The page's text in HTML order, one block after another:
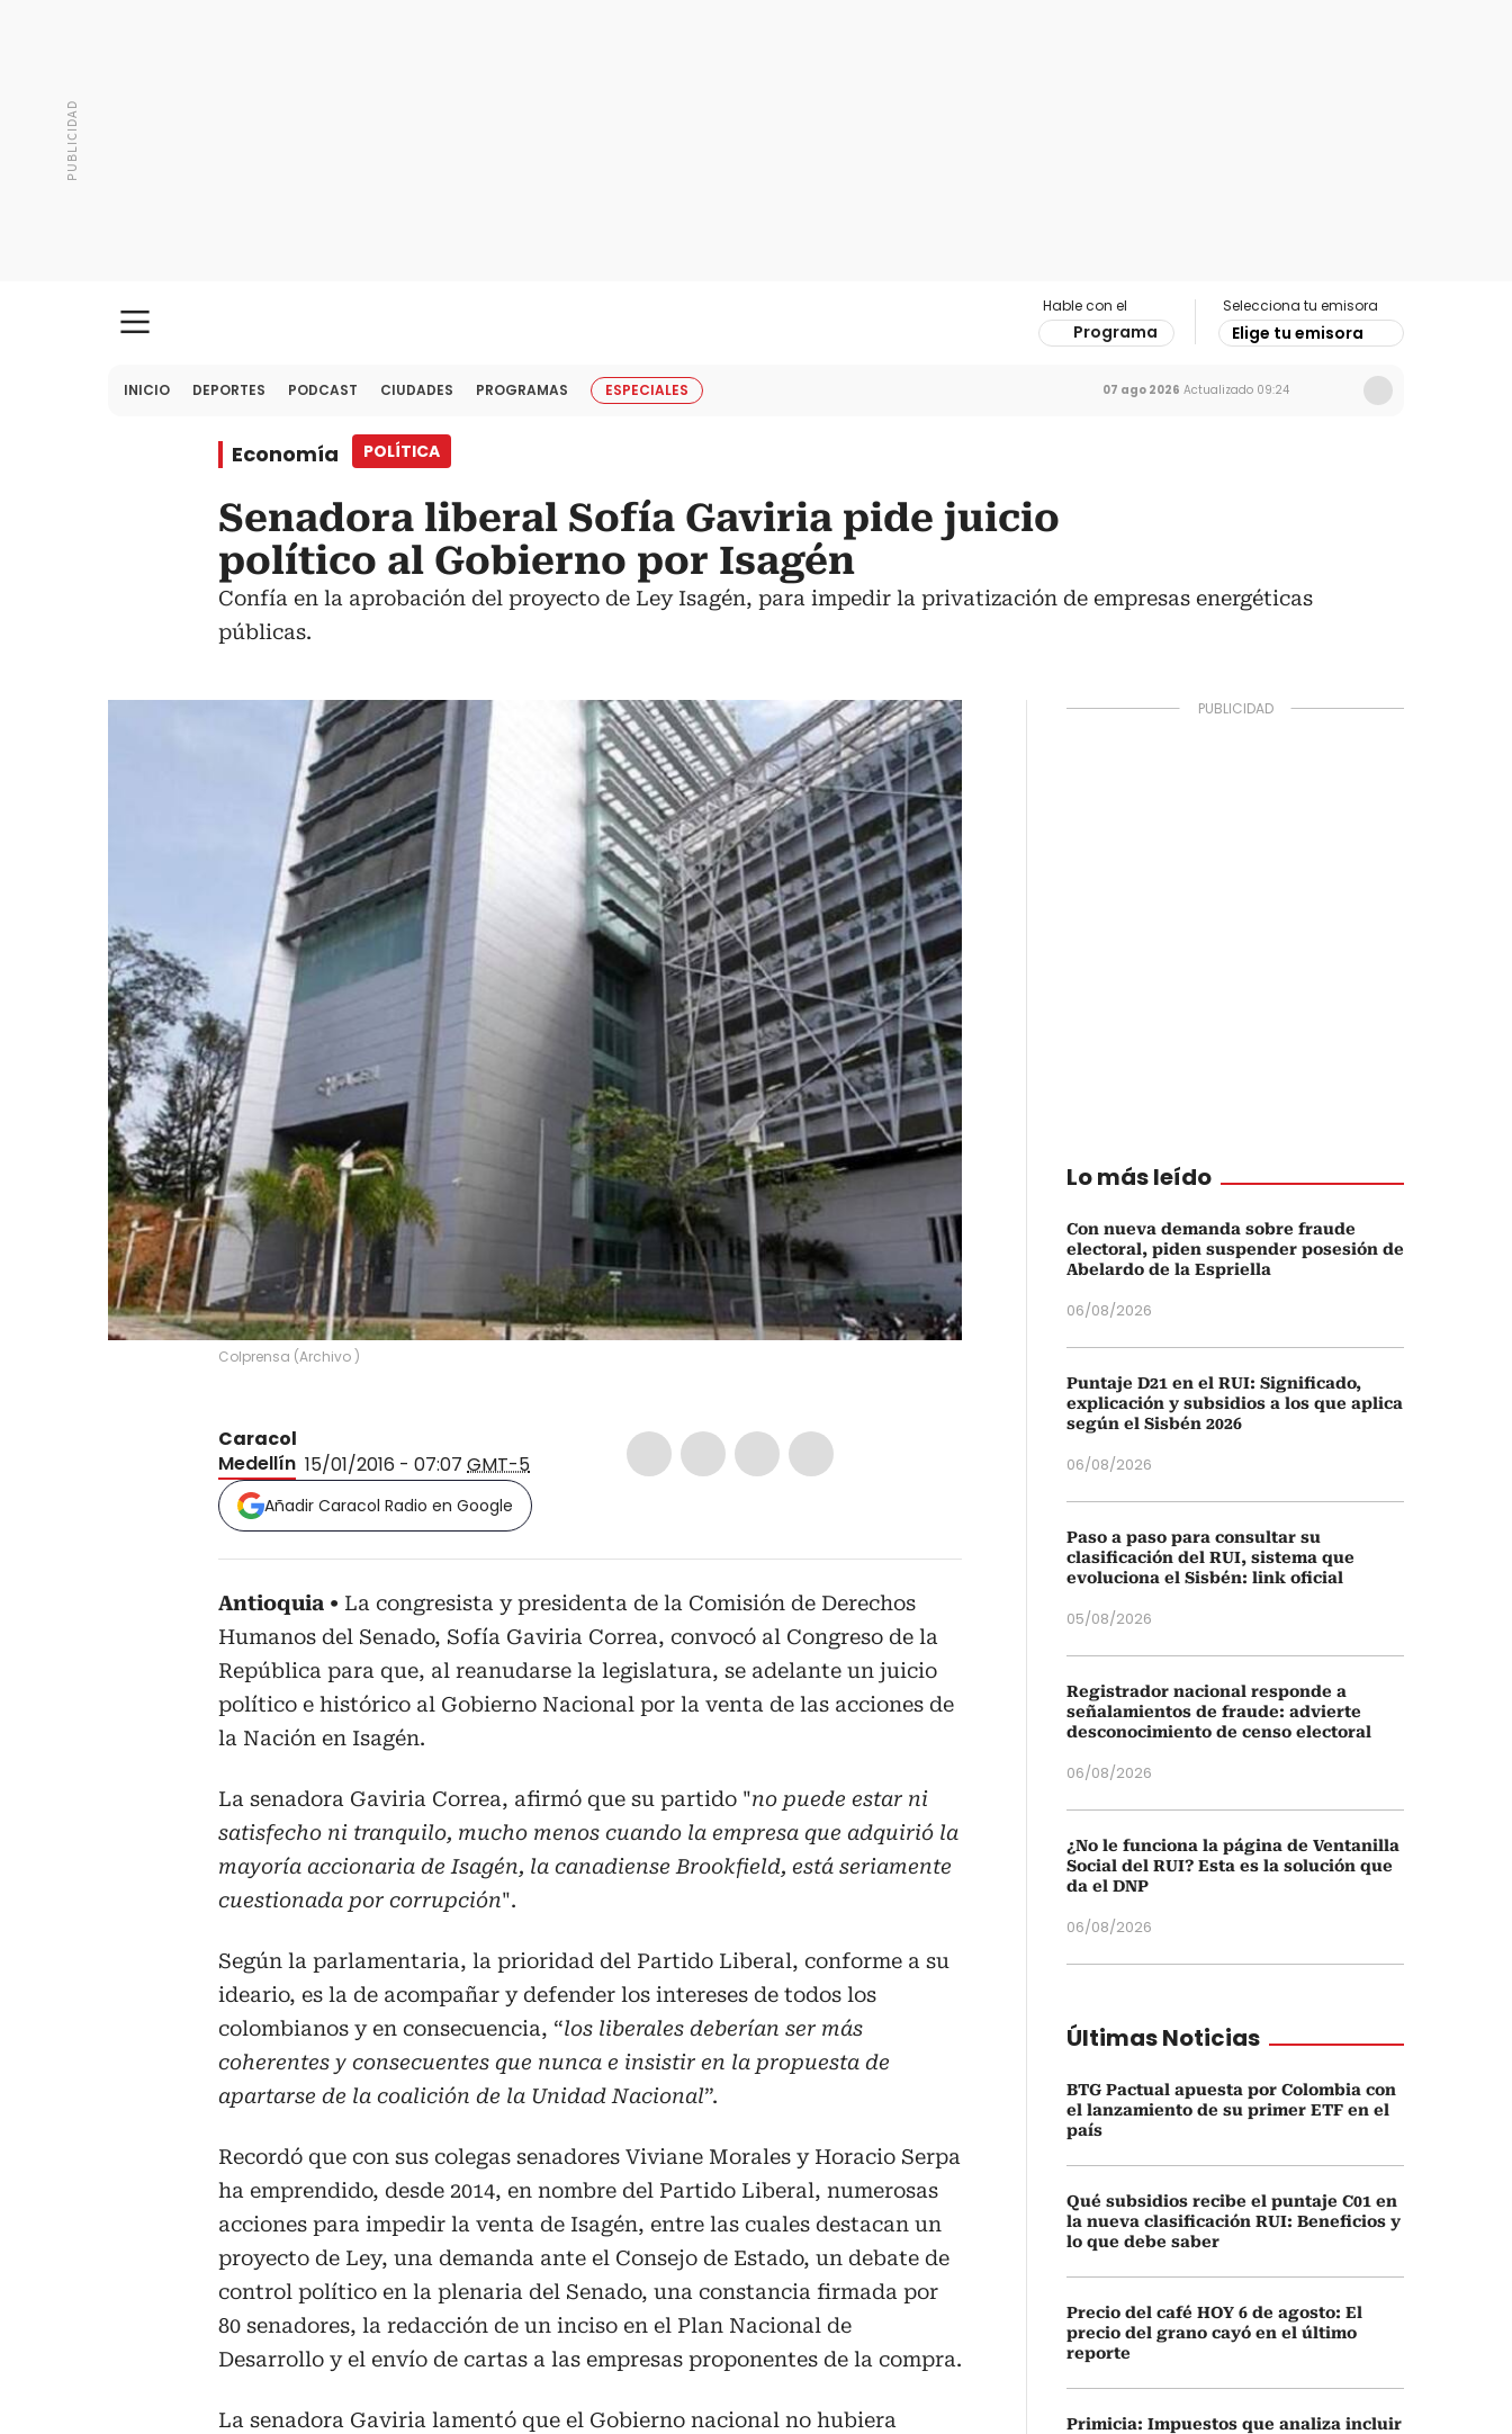
Hable con el
Programa
Selecciona tu emisora
Elige tu emisora
INICIO DEPORTES PODCAST CIUDADES PROGRAMAS ESPECIALES 07 ago 2026 Actualizado 09:24
Economía POLÍTICA
Senadora liberal Sofía Gaviria pide juicio
político al Gobierno por Isagén
Confía en la aprobación del proyecto de Ley Isagén, para impedir la privatización de empresas energéticas
públicas.
Colprensa (Archivo )
Caracol
Medellín 15/01/2016 - 07:07 GMT-5
Añadir Caracol Radio en Google
Antioquia
La congresista y presidenta de la Comisión de Derechos
Humanos del Senado, Sofía Gaviria Correa, convocó al Congreso de la
República para que, al reanudarse la legislatura, se adelante un juicio
político e histórico al Gobierno Nacional por la venta de las acciones de
la Nación en Isagén.
La senadora Gaviria Correa, afirmó que su partido "no puede estar ni
satisfecho ni tranquilo, mucho menos cuando la empresa que adquirió la
mayoría accionaria de Isagén, la canadiense Brookfield, está seriamente
cuestionada por corrupción".
Según la parlamentaria, la prioridad del Partido Liberal, conforme a su
ideario, es la de acompañar y defender los intereses de todos los
colombianos y en consecuencia, “los liberales deberían ser más
coherentes y consecuentes que nunca e insistir en la propuesta de
apartarse de la coalición de la Unidad Nacional”.
Recordó que con sus colegas senadores Viviane Morales y Horacio Serpa
ha emprendido, desde 2014, en nombre del Partido Liberal, numerosas
acciones para impedir la venta de Isagén, entre las cuales destacan un
proyecto de Ley, una demanda ante el Consejo de Estado, un debate de
control político en la plenaria del Senado, una constancia firmada por
80 senadores, la redacción de un inciso en el Plan Nacional de
Desarrollo y el envío de cartas a las empresas proponentes de la compra.
La senadora Gaviria lamentó que el Gobierno nacional no hubiera
Lo más leído
Con nueva demanda sobre fraude
electoral, piden suspender posesión de
Abelardo de la Espriella
06/08/2026
Puntaje D21 en el RUI: Significado,
explicación y subsidios a los que aplica
según el Sisbén 2026
06/08/2026
Paso a paso para consultar su
clasificación del RUI, sistema que
evoluciona el Sisbén: link oficial
05/08/2026
Registrador nacional responde a
señalamientos de fraude: advierte
desconocimiento de censo electoral
06/08/2026
¿No le funciona la página de Ventanilla
Social del RUI? Esta es la solución que
da el DNP
06/08/2026
Últimas Noticias
BTG Pactual apuesta por Colombia con
el lanzamiento de su primer ETF en el
país
Qué subsidios recibe el puntaje C01 en
la nueva clasificación RUI: Beneficios y
lo que debe saber
Precio del café HOY 6 de agosto: El
precio del grano cayó en el último
reporte
Primicia: Impuestos que analiza incluir